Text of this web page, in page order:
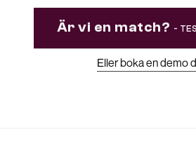
Är vi en match? -
Eller boka en demo